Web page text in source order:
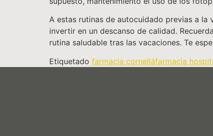
A estas rutinas de autocuidado previas a
invertir en un descanso de calidad.
rutina saludable tras las vacaciones. Te
Etiquetado farmacia cornelláfarmacia